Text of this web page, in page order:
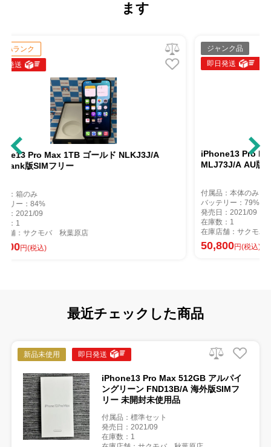
ます
ド NLKJ3J/A
iPhone13 Pro Max 128GB シエラブルー
MLJ73J/A AU版SIMフリージャンク品
在庫店舗：サクモバ 秋葉原店
最近チェックした商品
新品未使用 即日発送
iPhone13 Pro Max 512GB アルパイ
ングリーン FND13B/A 海外版SIMフ
リー 未開封未使用品
付属品：標準セット
発売日：2021/09
在庫数：1